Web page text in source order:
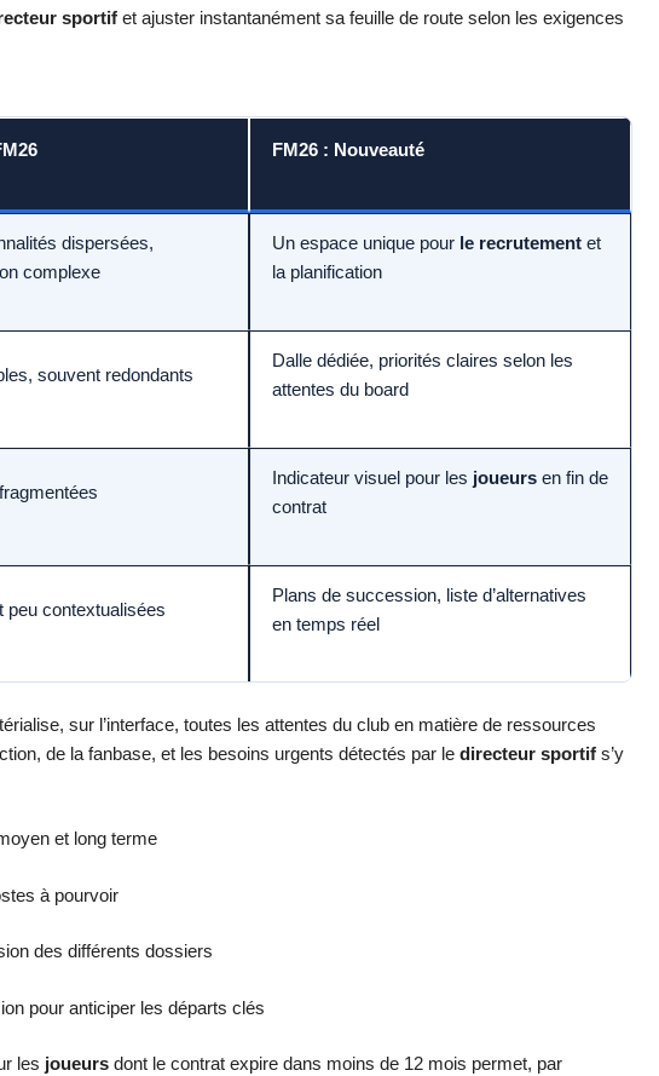
sportif et ajuster instantanément sa feuille de route selon les exigences
FM26 : Nouveauté
dispersées,
complexe
Un espace unique pour le recrutement et
la planification
souvent redondants
Dalle dédiée, priorités claires selon les
attentes du board
Indicateur visuel pour les joueurs en fin de
contrat
peu contextualisées
Plans de succession, liste d’alternatives
en temps réel
sur l’interface, toutes les attentes du club en matière de ressources
de la fanbase, et les besoins urgents détectés par le directeur sportif s’y
et long terme
à pourvoir
des différents dossiers
pour anticiper les départs clés
les joueurs dont le contrat expire dans moins de 12 mois permet, par